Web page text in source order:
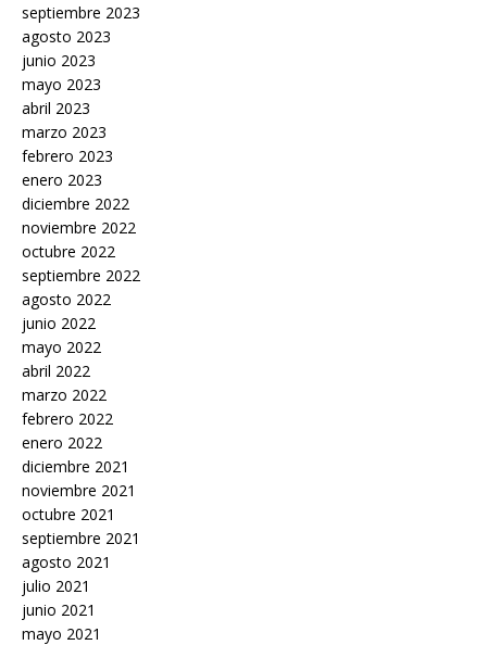
septiembre 2023
agosto 2023
junio 2023
mayo 2023
abril 2023
marzo 2023
febrero 2023
enero 2023
diciembre 2022
noviembre 2022
octubre 2022
septiembre 2022
agosto 2022
junio 2022
mayo 2022
abril 2022
marzo 2022
febrero 2022
enero 2022
diciembre 2021
noviembre 2021
octubre 2021
septiembre 2021
agosto 2021
julio 2021
junio 2021
mayo 2021